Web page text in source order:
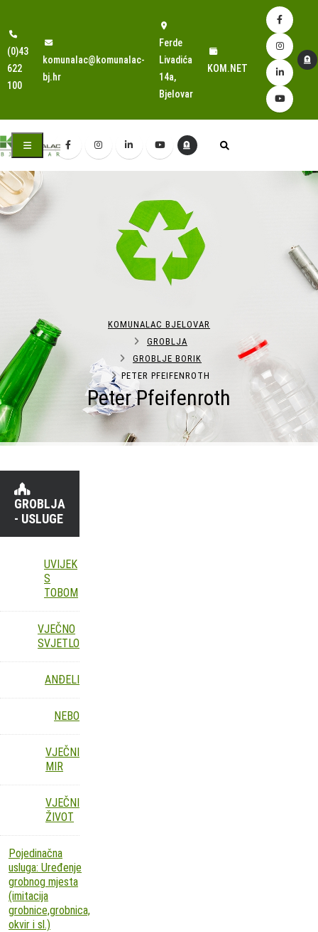
(0)43
622
100
komunalac@komunalac-
bj.hr
Ferde
Livadića
14a,
Bjelovar
KOM.NET
Peter Pfeifenroth
KOMUNALAC BJELOVAR
GROBLJA
GROBLJE BORIK
PETER PFEIFENROTH
GROBLJA
- USLUGE
UVIJEK
S
TOBOM
VJEČNO
SVJETLO
ANĐELI
NEBO
VJEČNI
MIR
VJEČNI
ŽIVOT
Pojedinačna
usluga: Uređenje
grobnog mjesta
(imitacija
grobnice,grobnica,
okvir i sl.)